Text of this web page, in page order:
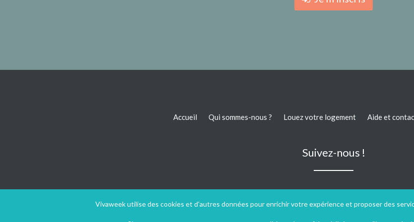
Vivaweek utilise des cookies et d'autres données pour enrichir votre expérience et proposer des
Accueil Qui sommes-nous ? Louez votre logement Aide et
Suivez-nous !